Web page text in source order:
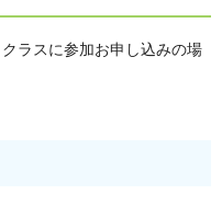
ラスに参加お申し込みの場